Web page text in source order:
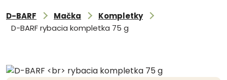
D-BARF Mačka
Kompletky
D-BARFrybacia kompletka 75 g